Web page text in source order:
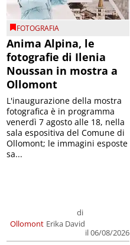
FOTOGRAFIA
Anima Alpina, le
fotografie di Ilenia
Noussan in mostra a
Ollomont
Ollomont
di
Erika David
il 06/08/2026
L'inaugurazione della mostra
fotografica è in programma
venerdì 7 agosto alle 18, nella
sala espositiva del Comune di
Ollomont; le immagini esposte
sa...